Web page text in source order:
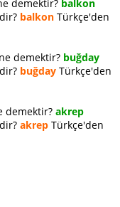
demektir? balkon
balkon Türkçe'den
demektir? buğday
buğday Türkçe'den
demektir? akrep
akrep Türkçe'den